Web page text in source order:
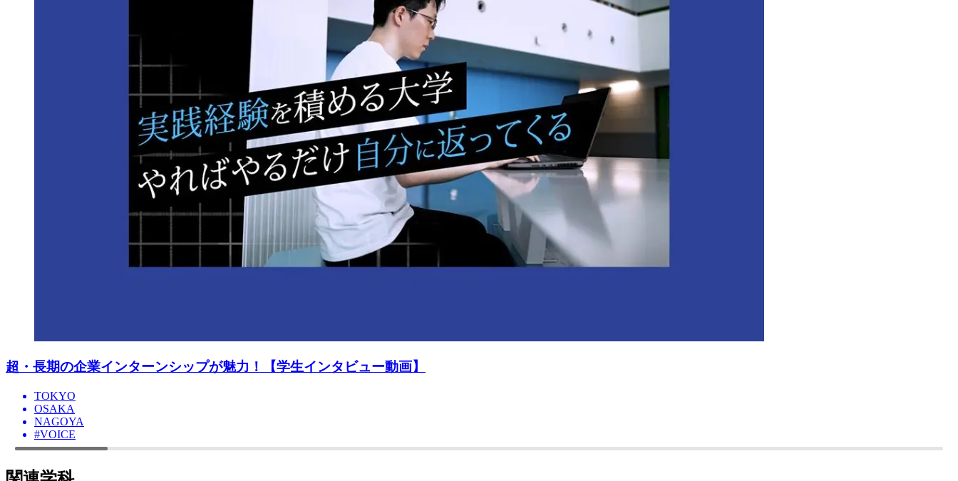
超・長期の企業インターンシップが魅力！【学生インタビュー動画】
TOKYO
OSAKA
NAGOYA
#VOICE